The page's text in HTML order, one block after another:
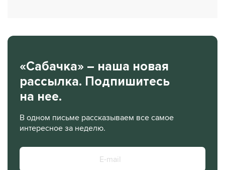
«Сабачка» – наша новая
рассылка. Подпишитесь
на нее.
В одном письме рассказываем все самое
интересное за неделю.